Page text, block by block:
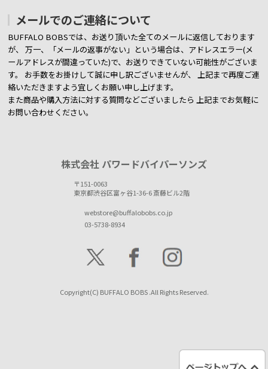
メールでのご連絡について
BUFFALO BOBSでは、お送り頂いた全てのメールに返信しております
が、
万一、「メールの返事がない」という場合は、アドレスエラー(メ
ールアドレスが間違っていた)で、お送りできていない可能性がございま
す。 お手数をお掛けして誠に申し訳ございませんが、 上記まで再度ご連
絡いただきますよう宜しくお願い申し上げます。
また商品や購入方法に対する質問などございましたら 上記までお気軽に
お問い合わせください。
株式会社 パワードバイパーソンズ
〒151-0063
東京都渋谷区富ヶ谷1-36-6 斎藤ビル2階
webstore@buffalobobs.co.jp
03-5738-8934
Copyright(C) BUFFALO BOBS .All Rights Reserved.